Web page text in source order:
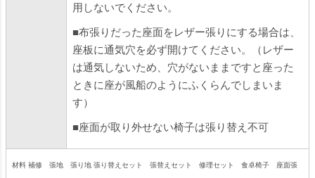
用しないでください。
■布張りだった座面をレザー張りにする場合は、
座板に通気穴を必ず開けてください。（レザー
は通気しないため、穴がないままですと座った
ときに座が風船のようにふくらんでしまいま
す）
■座面が取り外せない椅子は張り替え不可
材料 補修 張地 張り地 張り替えセット 張替えセット 修理セット 食卓椅子 座面張